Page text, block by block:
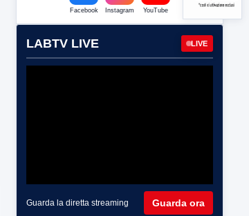
Facebook Instagram YouTube
LABTV LIVE LIVE
Guarda la diretta streaming Guarda ora